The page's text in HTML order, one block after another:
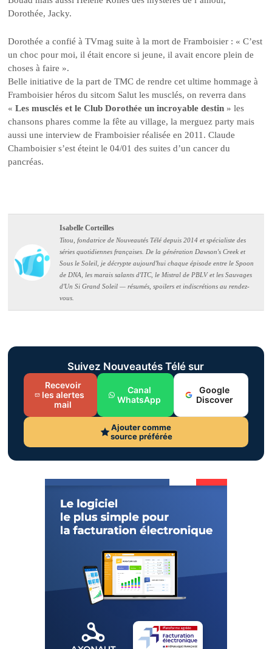
Dorothée, Jacky.
Dorothée a confié à TVmag suite à la mort de Framboisier : « C’est
un choc pour moi, il était encore si jeune, il avait encore plein de
choses à faire ».
Belle initiative de la part de TMC de rendre cet ultime hommage à
Framboisier héros du sitcom Salut les musclés, on reverra dans
«Les musclés et le Club Dorothée un incroyable destin » les
chansons phares comme la fête au village, la merguez party mais
aussi une interview de Framboisier réalisée en 2011. Claude
Chamboisier s’est éteint le 04/01 des suites d’un cancer du
pancréas.
Isabelle Corteilles
Titou, fondatrice de Nouveautés Télé depuis 2014 et spécialiste des
séries quotidiennes françaises. De la génération Dawson's Creek et
Sous le Soleil, je décrypte aujourd'hui chaque épisode entre le Spoon
de DNA, les marais salants d'ITC, le Mistral de PBLV et les Sauvages
d'Un Si Grand Soleil — résumés, spoilers et indiscrétions au rendez-
vous.
Suivez Nouveautés Télé sur
Recevoir
les alertes
mail
Canal
WhatsApp
Google
Discover
Ajouter comme
source préférée